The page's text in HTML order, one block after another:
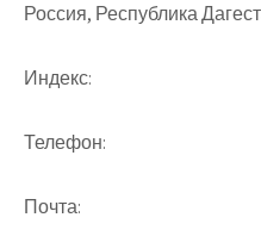
Россия, Республика
Индекс:
Телефон:
Почта: